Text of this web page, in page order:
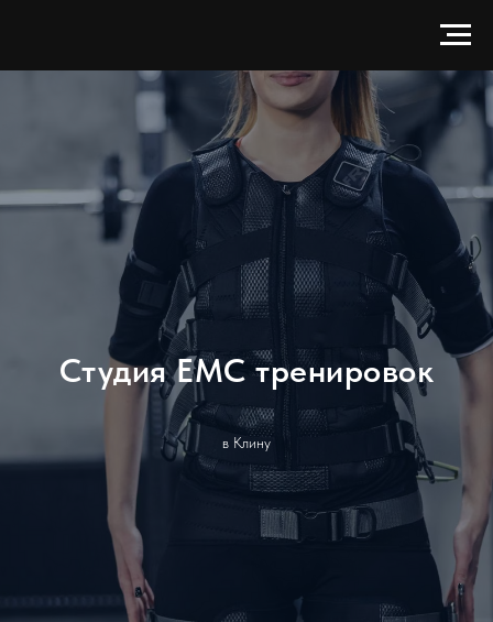
Студия ЕМС тренировок
в Клину